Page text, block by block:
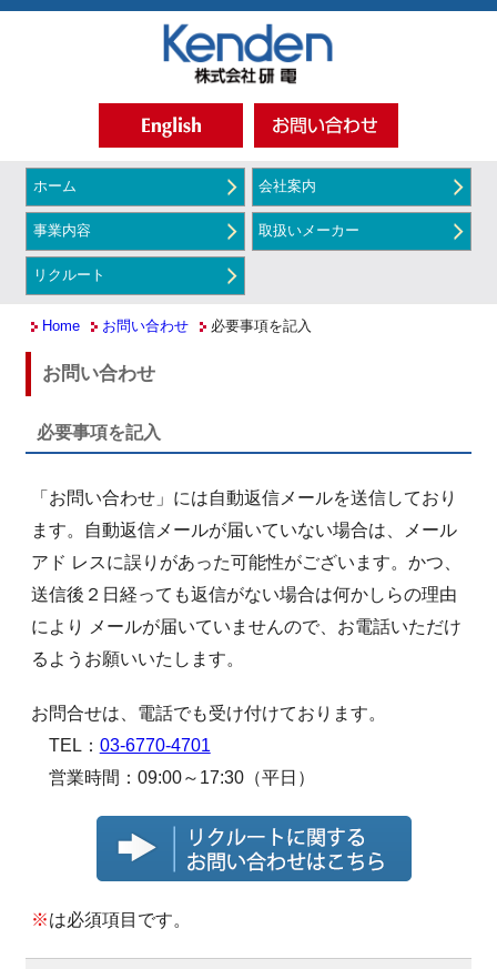
ホーム 会社案内
事業内容 取扱いメーカー
リクルート
Home お問い合わせ 必要事項を記入
お問い合わせ
必要事項を記入
「お問い合わせ」には自動返信メールを送信しており
ます。自動返信メールが届いていない場合は、メール
アド レスに誤りがあった可能性がございます。かつ、
送信後２日経っても返信がない場合は何かしらの理由
により メールが届いていませんので、お電話いただけ
るようお願いいたします。
お問合せは、電話でも受け付けております。
TEL： 03-6770-4701
営業時間：09:00～17:30（平日）
※は必須項目です。